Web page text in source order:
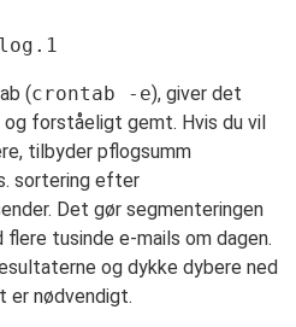
(crontab -e), giver det
forståeligt gemt. Hvis du vil
tilbyder pflogsumm
sortering efter
Det gør segmenteringen
tusinde e-mails om dagen.
og dykke dybere ned
er nødvendigt.